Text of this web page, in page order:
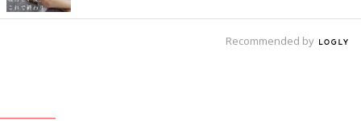
Recommended by